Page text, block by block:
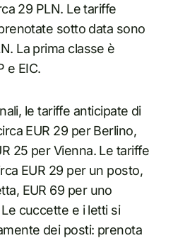
29 PLN. Le tariffe
sotto data sono
La prima classe è
e EIC.
le tariffe anticipate di
EUR 29 per Berlino,
25 per Vienna. Le tariffe
EUR 29 per un posto,
EUR 69 per uno
cuccette e i letti si
dei posti: prenota